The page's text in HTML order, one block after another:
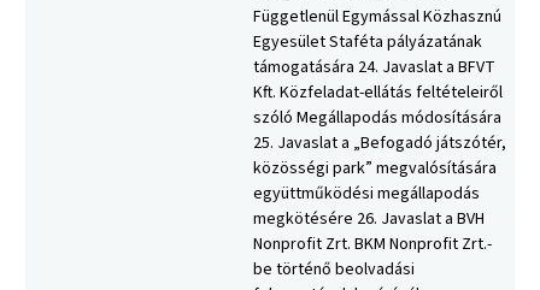
Függetlenül Egymással Közhasznú
Egyesület Staféta pályázatának
támogatására 24. Javaslat a BFVT
Kft. Közfeladat-ellátás feltételeiről
szóló Megállapodás módosítására
25. Javaslat a „Befogadó játszótér,
közösségi park” megvalósítására
együttműködési megállapodás
megkötésére 26. Javaslat a BVH
Nonprofit Zrt. BKM Nonprofit Zrt.-
be történő beolvadási